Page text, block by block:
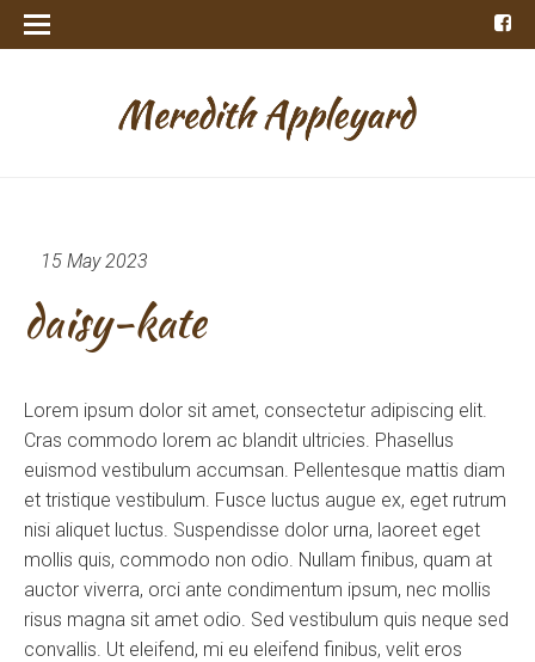
15 May 2023
daisy-kate
Lorem ipsum dolor sit amet, consectetur adipiscing elit.
Cras commodo lorem ac blandit ultricies. Phasellus
euismod vestibulum accumsan. Pellentesque mattis diam
et tristique vestibulum. Fusce luctus augue ex, eget rutrum
nisi aliquet luctus. Suspendisse dolor urna, laoreet eget
mollis quis, commodo non odio. Nullam finibus, quam at
auctor viverra, orci ante condimentum ipsum, nec mollis
risus magna sit amet odio. Sed vestibulum quis neque sed
convallis. Ut eleifend, mi eu eleifend finibus, velit eros